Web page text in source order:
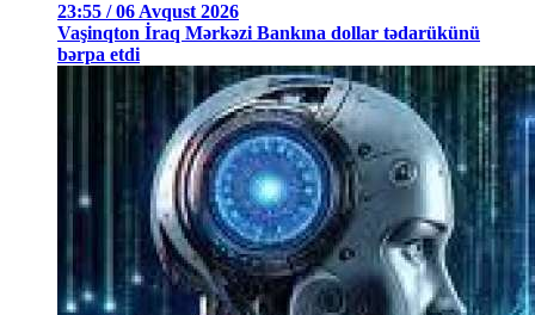
23:55 / 06 Avqust 2026
Vaşinqton İraq Mərkəzi Bankına dollar tədarükünü
bərpa etdi